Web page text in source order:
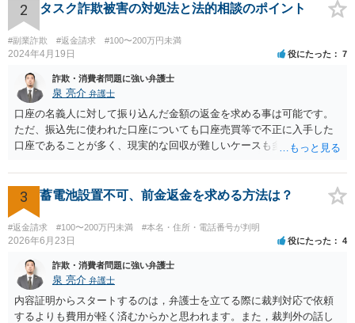
2 タスク詐欺被害の対処法と法的相談のポイント
#副業詐欺 #返金請求 #100〜200万円未満
2024年4月19日 役にたった 7
詐欺・消費者問題に強い弁護士
泉 亮介 弁護士
口座の名義人に対して振り込んだ金額の返金を求める事は可能です。
ただ、振込先に使われた口座についても口座売買等で不正に入手した
口座であることが多く、現実的な回収が難しいケースも多いでしょ
3 蓄電池設置不可、前金返金を求める方法は？
#返金請求 #100〜200万円未満 #本名・住所・電話番号が判明
2026年6月23日 役にたった 4
詐欺・消費者問題に強い弁護士
泉 亮介 弁護士
内容証明からスタートするのは，弁護士を立てる際に裁判対応で依頼
するよりも費用が軽く済むからかと思われます。また，裁判外の話し